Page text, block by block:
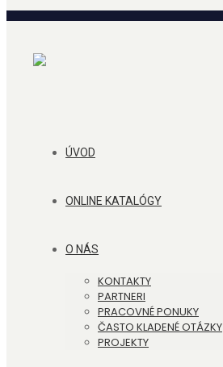
ÚVOD
ONLINE KATALÓGY
O NÁS
KONTAKTY
PARTNERI
PRACOVNÉ PONUKY
ČASTO KLADENÉ OTÁZKY
PROJEKTY